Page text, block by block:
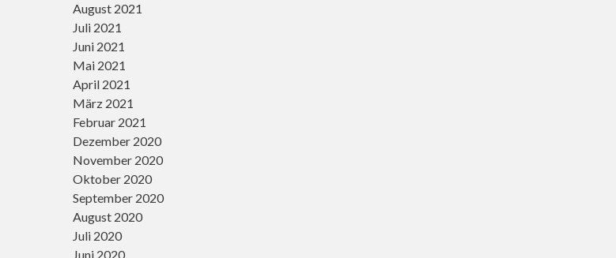
August 2021
Juli 2021
Juni 2021
Mai 2021
April 2021
März 2021
Februar 2021
Dezember 2020
November 2020
Oktober 2020
September 2020
August 2020
Juli 2020
Juni 2020